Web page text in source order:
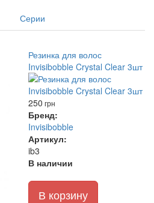
Серии
Резинка для волос
Invisibobble Crystal Clear 3шт
250 грн
Бренд:
Invisibobble
Артикул:
ib3
В наличии
В корзину